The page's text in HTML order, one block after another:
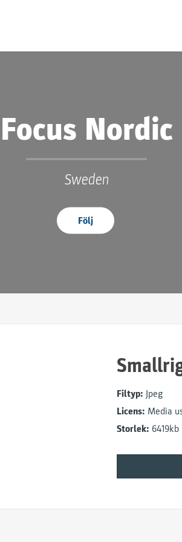
Focus Nordic
Sweden
Följ
Filtyp: Jpeg
Licens: Media
Storlek: 6419kb